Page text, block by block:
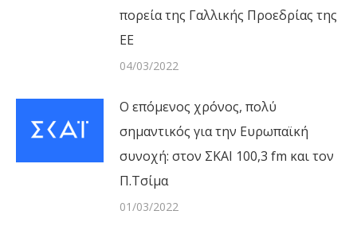
πορεία της Γαλλικής Προεδρίας της
ΕΕ
04/03/2022
Ο επόμενος χρόνος, πολύ
σημαντικός για την Ευρωπαϊκή
συνοχή: στον ΣΚΑΙ 100,3 fm και τον
Π.Τσίμα
01/03/2022